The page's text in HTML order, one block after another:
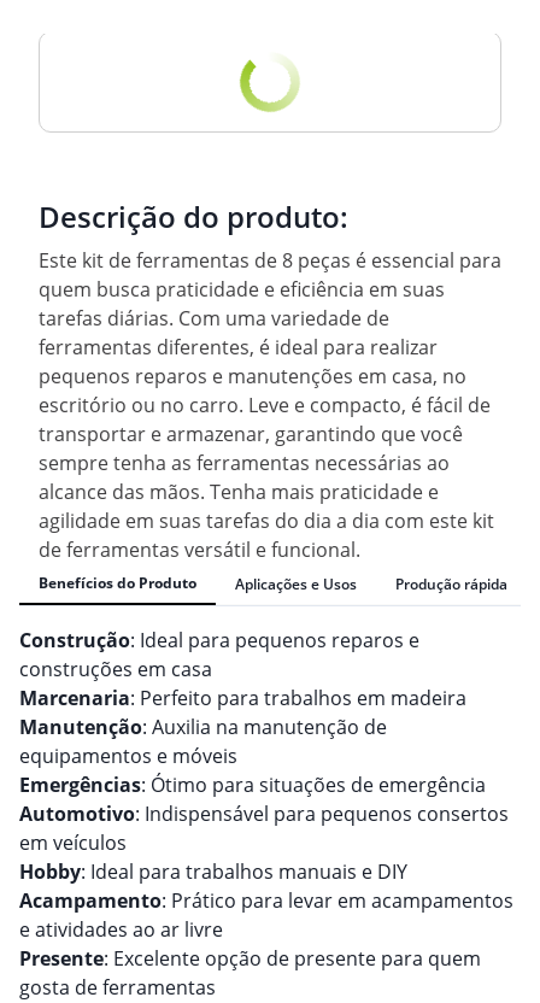
Descrição do produto:
Este kit de ferramentas de 8 peças é essencial para
quem busca praticidade e eficiência em suas
tarefas diárias. Com uma variedade de
ferramentas diferentes, é ideal para realizar
pequenos reparos e manutenções em casa, no
escritório ou no carro. Leve e compacto, é fácil de
transportar e armazenar, garantindo que você
sempre tenha as ferramentas necessárias ao
alcance das mãos. Tenha mais praticidade e
agilidade em suas tarefas do dia a dia com este kit
de ferramentas versátil e funcional.
Benefícios do Produto Aplicações e Usos Produção rápida
Construção: Ideal para pequenos reparos e
construções em casa
Marcenaria: Perfeito para trabalhos em madeira
Manutenção: Auxilia na manutenção de
equipamentos e móveis
Emergências: Ótimo para situações de emergência
Automotivo: Indispensável para pequenos consertos
em veículos
Hobby: Ideal para trabalhos manuais e DIY
Acampamento: Prático para levar em acampamentos
e atividades ao ar livre
Presente: Excelente opção de presente para quem
gosta de ferramentas